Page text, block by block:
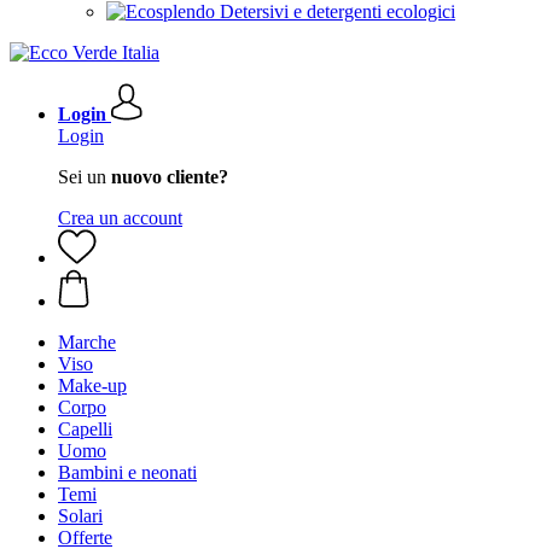
Detersivi e detergenti ecologici
Login
Login
Sei un nuovo cliente?
Crea un account
Marche
Viso
Make-up
Corpo
Capelli
Uomo
Bambini e neonati
Temi
Solari
Offerte